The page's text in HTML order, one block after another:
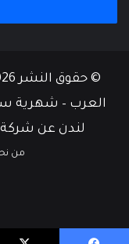
العرب – شهرية
لندن عن شركة
من